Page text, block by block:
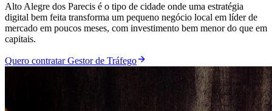
Alto Alegre dos Parecis é o tipo de cidade onde uma estratégia
digital bem feita transforma um pequeno negócio local em líder de
mercado em poucos meses, com investimento bem menor do que em
capitais.
Quero contratar Gestor de Tráfego